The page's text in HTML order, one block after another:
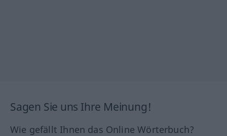
Sagen Sie uns Ihre Meinung!
Wie gefällt Ihnen das Online Wörterbuch?